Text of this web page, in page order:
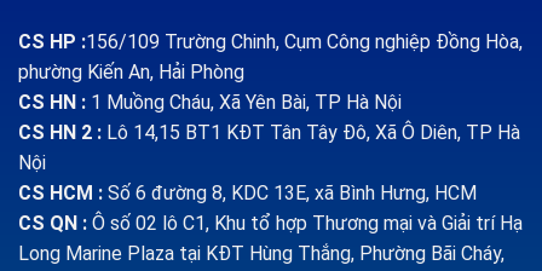
CS HP :156/109 Trường Chinh, Cụm Công nghiệp Đồng Hòa,
phường Kiến An, Hải Phòng
CS HN : 1 Muồng Cháu, Xã Yên Bài, TP Hà Nội
CS HN 2 : Lô 14,15 BT1 KĐT Tân Tây Đô, Xã Ô Diên, TP Hà
Nội
CS HCM : Số 6 đường 8, KDC 13E, xã Bình Hưng, HCM
CS QN : Ô số 02 lô C1, Khu tổ hợp Thương mại và Giải trí Hạ
Long Marine Plaza tại KĐT Hùng Thắng, Phường Bãi Cháy,